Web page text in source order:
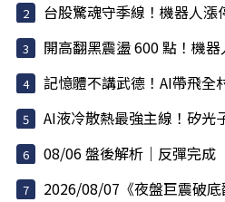
台股驚魂守季線！機器人漲
開高翻黑震盪 600 點！機
記憶體不講武德！AI帶飛全
AI液冷散熱最強主線！矽光
08/06 盤後解析｜反彈完
2026/08/07《夜盤巨震破